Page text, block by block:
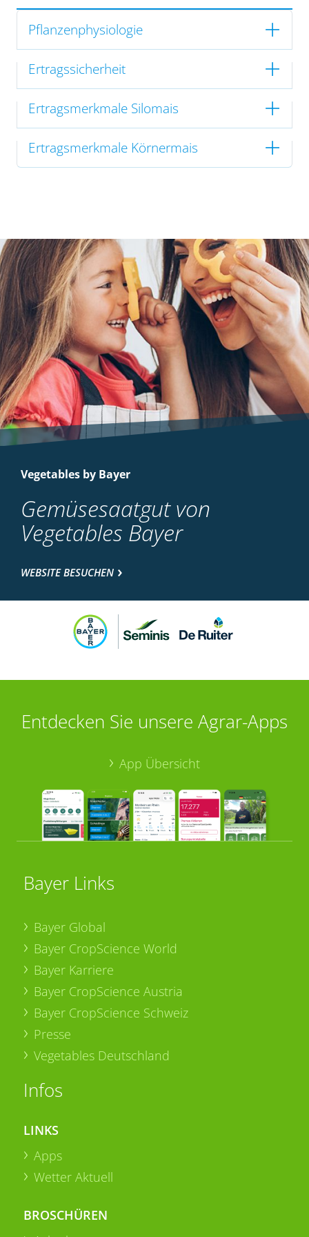
Pflanzenphysiologie
Ertragssicherheit
Ertragsmerkmale Silomais
Ertragsmerkmale Körnermais
Vegetables by Bayer
Gemüsesaatgut von
Vegetables Bayer
WEBSITE BESUCHEN
Entdecken Sie unsere Agrar-Apps
App Übersicht
Bayer Links
Bayer Global
Bayer CropScience World
Bayer Karriere
Bayer CropScience Austria
Bayer CropScience Schweiz
Presse
Vegetables Deutschland
Infos
LINKS
Apps
Wetter Aktuell
BROSCHÜREN